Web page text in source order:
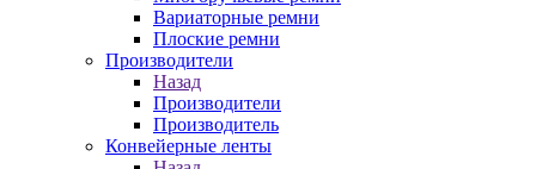
Вариаторные ремни
Плоские ремни
Производители
Назад
Производители
Производитель
Конвейерные ленты